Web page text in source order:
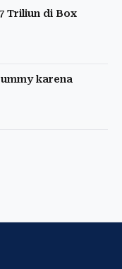
Triliun di Box
karena